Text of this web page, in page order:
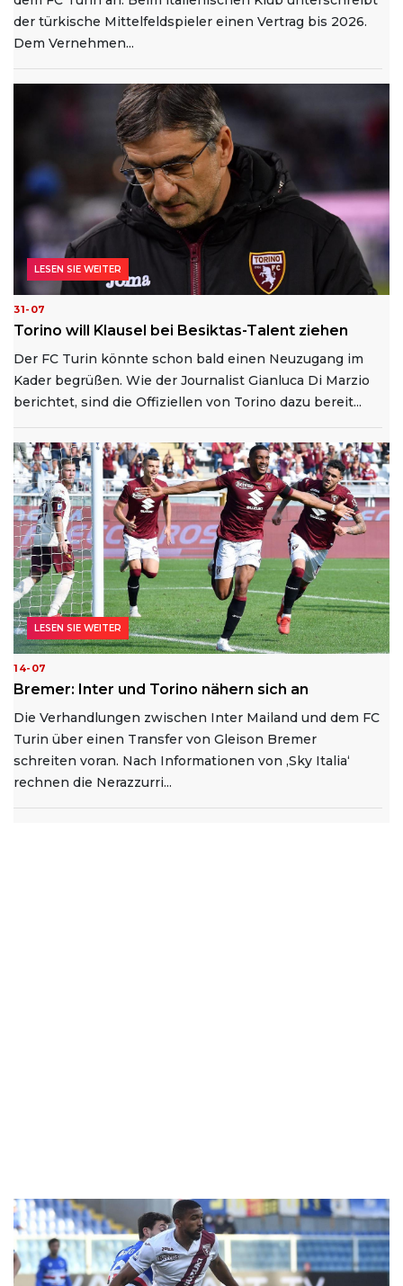
der türkische Mittelfeldspieler einen Vertrag bis 2026.
Dem Vernehmen...
31-07
Torino will Klausel bei Besiktas-Talent ziehen
Der FC Turin könnte schon bald einen Neuzugang im
Kader begrüßen. Wie der Journalist Gianluca Di Marzio
berichtet, sind die Offiziellen von Torino dazu bereit...
LESEN SIE WEITER
14-07
Bremer: Inter und Torino nähern sich an
Die Verhandlungen zwischen Inter Mailand und dem FC
Turin über einen Transfer von Gleison Bremer
schreiten voran. Nach Informationen von ‚Sky Italia‘
rechnen die Nerazzurri...
LESEN SIE WEITER